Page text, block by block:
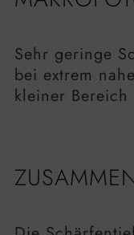
Sehr geringe
bei extrem
kleiner